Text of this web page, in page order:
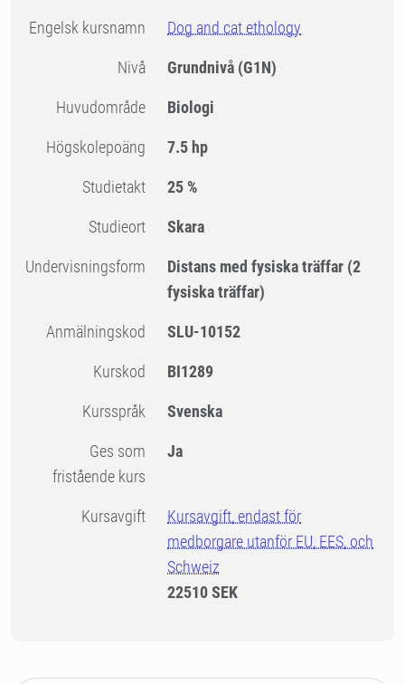
Engelsk kursnamn Dog and cat ethology
Nivå Grundnivå (G1N)
Huvudområde Biologi
högskolepoäng 7.5 hp
Studietakt 25 %
Studieort Skara
Undervisningsform Distans med fysiska träffar (2
fysiska träffar)
Anmälningskod SLU-10152
Kurskod BI1289
Kursspråk Svenska
Ges som
fristående kurs
Ja
Kursavgift
Kursavgift, endast för
medborgare utanför EU, EES, och
Schweiz
22510 SEK